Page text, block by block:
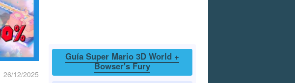
26/12/2025
Guía Super Mario 3D World +
Bowser's Fury